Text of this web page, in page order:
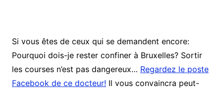
Si vous êtes de ceux qui se demandent encore:
Pourquoi dois-je rester confiner à Bruxelles? Sortir
les courses n’est pas dangereux… Regardez le poste
Facebook de ce docteur! Il vous convaincra peut-